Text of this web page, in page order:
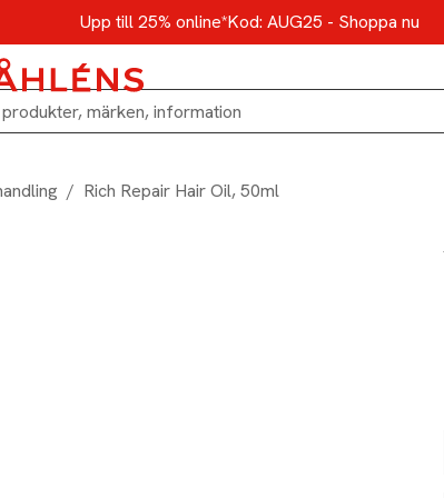
Upp till 25% online*Kod: AUG25 - Shoppa nu
/ Rich Repair Hair Oil, 50ml